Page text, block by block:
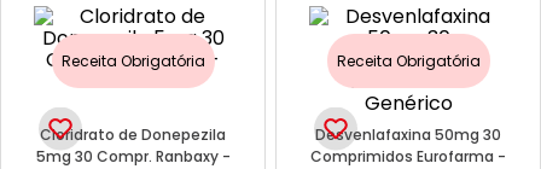
Receita Obrigatória
Cloridrato de Donepezila
5mg 30 Compr. Ranbaxy -
Receita Obrigatória
Desvenlafaxina 50mg 30
Comprimidos Eurofarma -